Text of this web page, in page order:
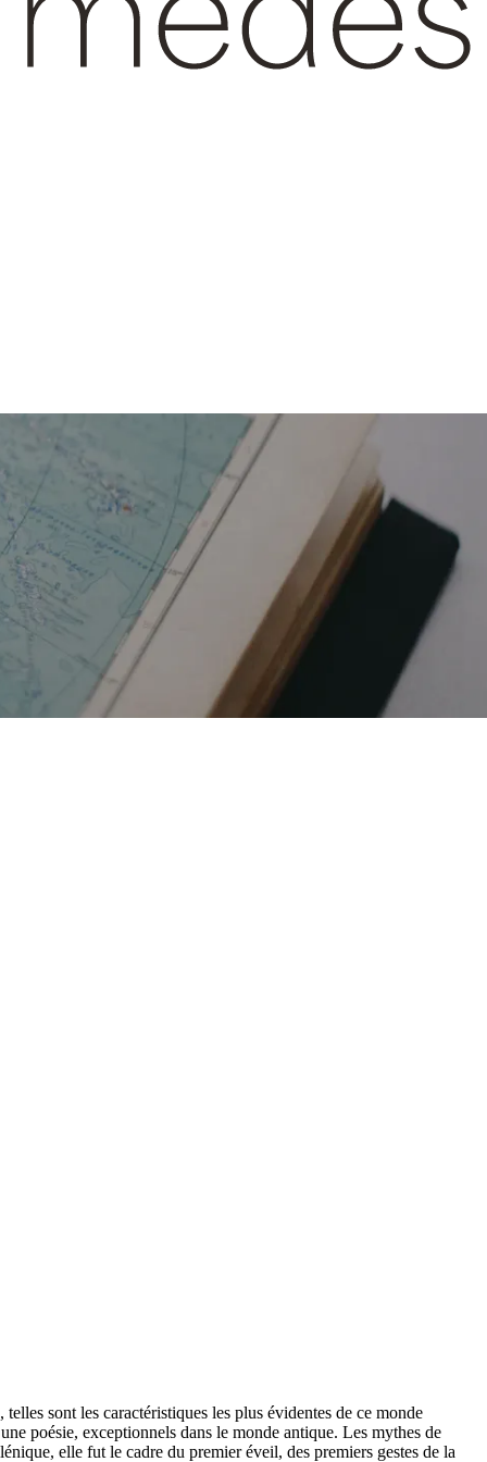
sont les caractéristiques les plus évidentes de ce monde
poésie, exceptionnels dans le monde antique. Les mythes de
elle fut le cadre du premier éveil, des premiers gestes de la